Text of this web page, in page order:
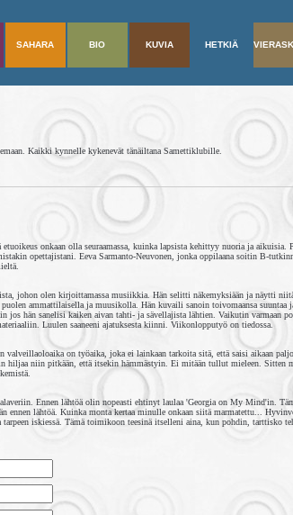
SAHARA BIO KUVIA HETKIÄ
Kaikki kynnelle kykenevät tänäiltana Samettiklubille.
onkaan olla seuraamassa, kuinka lapsista kehittyy nuoria ja aikuisia.
opettajistani. Eeva Sarmanto-Neuvonen, jonka oppilaana soitin B-
johon olen kirjoittamassa musiikkia. Hän selitti näkemyksiään ja näytti
ammattilaisella ja muusikolla. Hän kuvaili sanoin toivomaansa suuntaa
jos hän sanelisi kaiken aivan tahti- ja sävellajista lähtien. Vaikutin varmaan
Luulen saaneeni ajatuksesta kiinni. Viikonlopputyö on tiedossa.
on työaika, joka ei lainkaan tarkoita sitä, että saisi aikaan
hiljaa niin pitkään, että itsekin hämmästyin. Ei mitään tullut mieleen. Sitten
Ennen lähtöä olin nopeasti ehtinyt laulaa 'Georgia on My Mind'in.
ennen lähtöä. Kuinka monta kertaa minulle onkaan siitä marmatettu...
iskiessä. Tämä toimikoon teesinä itselleni aina, kun pohdin, tarttisko